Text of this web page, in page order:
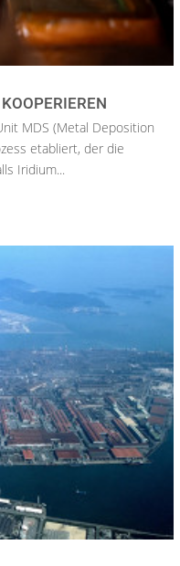
MDS (Metal Deposition
etabliert, der die
Iridium...